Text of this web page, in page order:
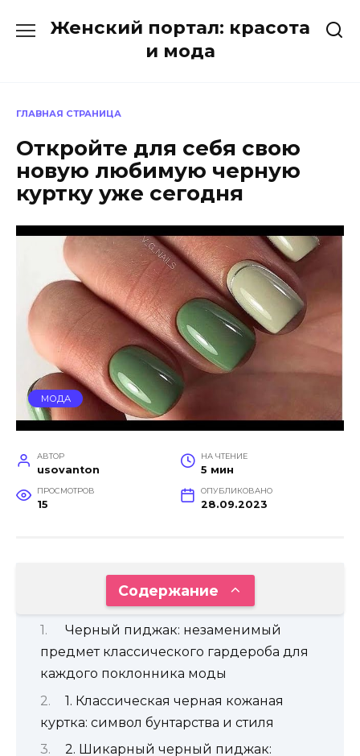
Женский портал: красота
и мода
ГЛАВНАЯ СТРАНИЦА
Откройте для себя свою
новую любимую черную
куртку уже сегодня
МОДА
АВТОР
usovanton
НА ЧТЕНИЕ
5 мин
ПРОСМОТРОВ
15
ОПУБЛИКОВАНО
28.09.2023
Содержание
Черный пиджак: незаменимый
предмет классического гардероба для
каждого поклонника моды
1. Классическая черная кожаная
куртка: символ бунтарства и стиля
2. Шикарный черный пиджак: